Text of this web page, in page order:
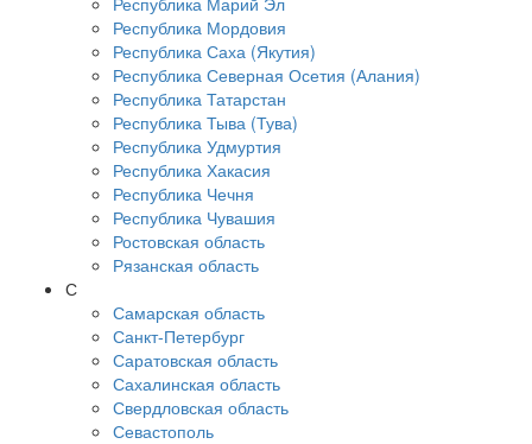
Республика Мордовия
Республика Саха (Якутия)
Республика Северная Осетия (Алания)
Республика Татарстан
Республика Тыва (Тува)
Республика Удмуртия
Республика Хакасия
Республика Чечня
Республика Чувашия
Ростовская область
Рязанская область
С
Самарская область
Санкт-Петербург
Саратовская область
Сахалинская область
Свердловская область
Севастополь